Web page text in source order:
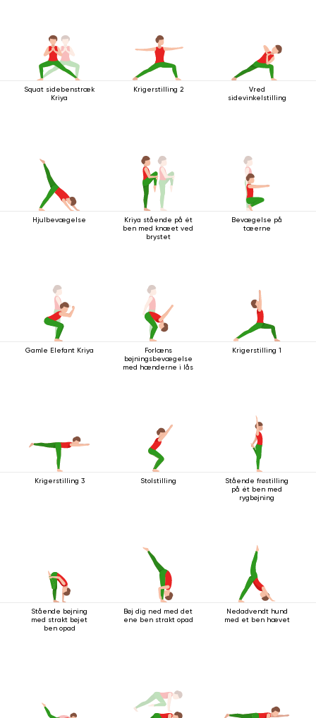
Squat sidebenstræk
Kriya
Krigerstilling 2
Vred
sidevinkelstilling
Hjulbevægelse
Kriya stående på ét
ben med knæet ved
brystet
Bevægelse på
tæerne
Gamle Elefant Kriya
Forlæns
bøjningsbevægelse
med hænderne i lås
Krigerstilling 1
Krigerstilling 3 Stolstilling
Stående frøstilling
på ét ben med
rygbøjning
Stående bøjning
med strakt bøjet
ben opad
Bøj dig ned med det
ene ben strakt opad
Nedadvendt hund
med et ben hævet